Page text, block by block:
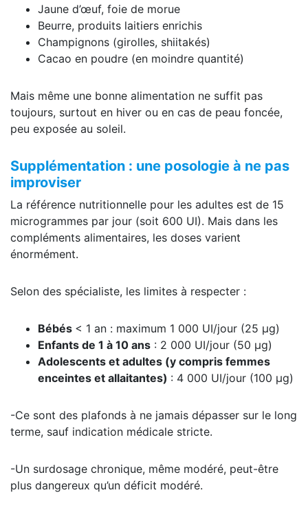
Jaune d’œuf, foie de morue
Beurre, produits laitiers enrichis
Champignons (girolles, shiitakés)
Cacao en poudre (en moindre quantité)
Mais même une bonne alimentation ne suffit pas
toujours, surtout en hiver ou en cas de peau foncée,
peu exposée au soleil.
Supplémentation : une posologie à ne pas
improviser
La référence nutritionnelle pour les adultes est de 15
microgrammes par jour (soit 600 UI). Mais dans les
compléments alimentaires, les doses varient
énormément.
Selon des spécialiste, les limites à respecter :
Bébés < 1 an : maximum 1 000 UI/jour (25 µg)
Enfants de 1 à 10 ans : 2 000 UI/jour (50 µg)
Adolescents et adultes (y compris femmes
enceintes et allaitantes) : 4 000 UI/jour (100 µg)
-Ce sont des plafonds à ne jamais dépasser sur le long
terme, sauf indication médicale stricte.
-Un surdosage chronique, même modéré, peut-être
plus dangereux qu’un déficit modéré.